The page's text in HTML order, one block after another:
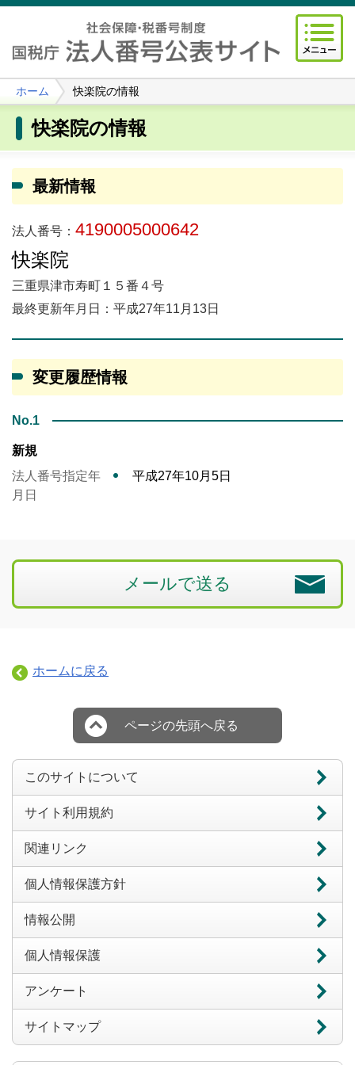
ホーム 快楽院の情報
快楽院の情報
最新情報
法人番号： 4190005000642
快楽院
三重県津市寿町１５番４号
最終更新年月日：平成27年11月13日
変更履歴情報
No.1
新規
法人番号指定年
月日
平成27年10月5日
メールで送る
ホームに戻る
ページの先頭へ戻る
このサイトについて
サイト利用規約
関連リンク
個人情報保護方針
情報公開
個人情報保護
アンケート
サイトマップ